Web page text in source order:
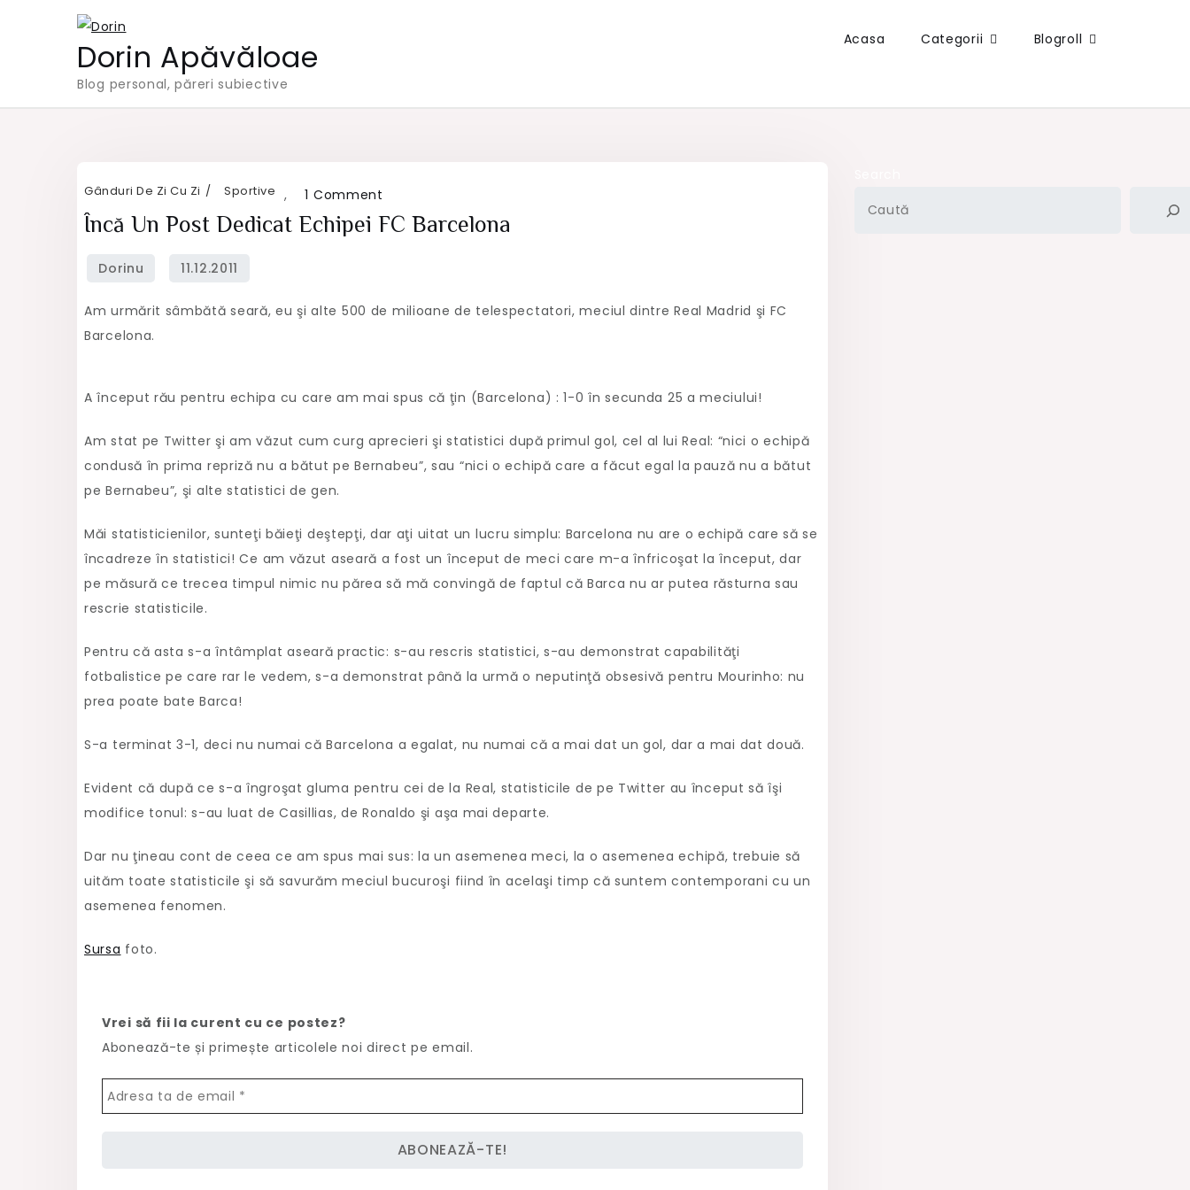
Dorin Apăvăloae
Blog personal, păreri subiective
Acasa Categorii Blogroll
Gânduri De Zi Cu Zi ,
Sportive 1 Comment
Încă
echipei
Încă Un Post Dedicat Echipei FC Barcelona
Am urmărit sâmbătă seară, eu şi alte 500 de milioane de telespectatori, meciul dintre Real Madrid şi FC
Barcelona.
A început rău pentru echipa cu care am mai spus că ţin (Barcelona) : 1-0 în secunda 25 a meciului!
Am stat pe Twitter şi am văzut cum curg aprecieri şi statistici după primul gol, cel al lui Real: “nici o echipă
condusă în prima repriză nu a bătut pe Bernabeu”, sau “nici o echipă care a făcut egal la pauză nu a bătut
pe Bernabeu”, şi alte statistici de gen.
Măi statisticienilor, sunteţi băieţi deştepţi, dar aţi uitat un lucru simplu: Barcelona nu are o echipă care să se
încadreze în statistici! Ce am văzut aseară a fost un început de meci care m-a înfricoşat la început, dar
pe măsură ce trecea timpul nimic nu părea să mă convingă de faptul că Barca nu ar putea răsturna sau
rescrie statisticile.
Pentru că asta s-a întâmplat aseară practic: s-au rescris statistici, s-au demonstrat capabilităţi
fotbalistice pe care rar le vedem, s-a demonstrat până la urmă o neputinţă obsesivă pentru Mourinho: nu
prea poate bate Barca!
S-a terminat 3-1, deci nu numai că Barcelona a egalat, nu numai că a mai dat un gol, dar a mai dat două.
Evident că după ce s-a îngroşat gluma pentru cei de la Real, statisticile de pe Twitter au început să îşi
modifice tonul: s-au luat de Casillias, de Ronaldo şi aşa mai departe.
Dar nu ţineau cont de ceea ce am spus mai sus: la un asemenea meci, la o asemenea echipă, trebuie să
uităm toate statisticile şi să savurăm meciul bucuroşi fiind în acelaşi timp că suntem contemporani cu un
asemenea fenomen.
Sursa foto.
Vrei să fii la curent cu ce postez?
Abonează-te și primește articolele noi direct pe email.